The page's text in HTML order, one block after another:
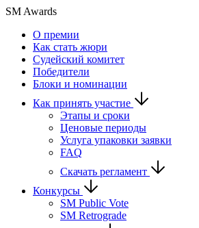
SM Awards
О премии
Как стать жюри
Судейский комитет
Победители
Блоки и номинации
Как принять участие
Этапы и сроки
Ценовые периоды
Услуга упаковки заявки
FAQ
Скачать регламент
Конкурсы
SM Public Vote
SM Retrograde